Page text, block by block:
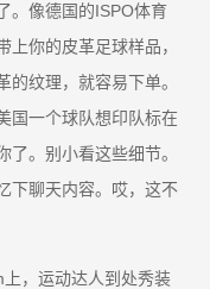
。像德国的ISPO体育
你的皮革足球样品，
纹理，就容易下单。
国一个球队想印队标在
。别小看这些细节。
下聊天内容。哎，这不
，运动达人到处秀装